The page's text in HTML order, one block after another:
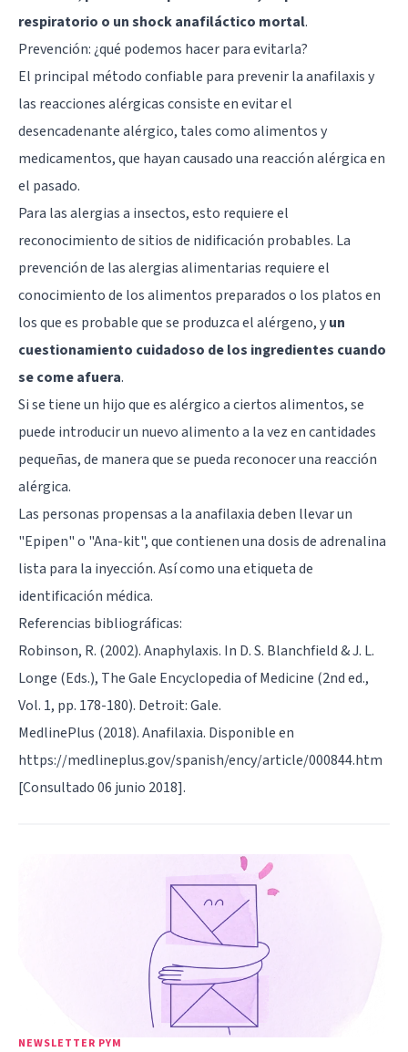
respiratorio o un shock anafiláctico mortal.
Prevención: ¿qué podemos hacer para evitarla?
El principal método confiable para prevenir la anafilaxis y
las reacciones alérgicas consiste en evitar el
desencadenante alérgico, tales como alimentos y
medicamentos, que hayan causado una reacción alérgica en
el pasado.
Para las alergias a insectos, esto requiere el
reconocimiento de sitios de nidificación probables. La
prevención de las alergias alimentarias requiere el
conocimiento de los alimentos preparados o los platos en
los que es probable que se produzca el alérgeno, yun
cuestionamiento cuidadoso de los ingredientes cuando
se come afuera.
Si se tiene un hijo que es alérgico a ciertos alimentos, se
puede introducir un nuevo alimento a la vez en cantidades
pequeñas, de manera que se pueda reconocer una reacción
alérgica.
Las personas propensas a la anafilaxia deben llevar un
"Epipen" o "Ana-kit", que contienen una dosis de adrenalina
lista para la inyección. Así como una etiqueta de
identificación médica.
Referencias bibliográficas:
Robinson, R. (2002). Anaphylaxis. In D. S. Blanchfield & J. L.
Longe (Eds.), The Gale Encyclopedia of Medicine (2nd ed.,
Vol. 1, pp. 178-180). Detroit: Gale.
MedlinePlus (2018). Anafilaxia. Disponible en
https://medlineplus.gov/spanish/ency/article/000844.htm
[Consultado 06 junio 2018].
NEWSLETTER PYM